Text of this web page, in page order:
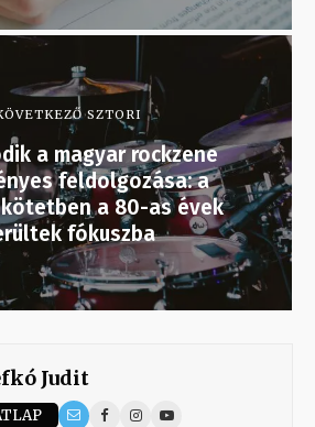
SZTORI
a magyar rockzene
feldolgozása: a
a 80-as évek
fókuszba
Judit